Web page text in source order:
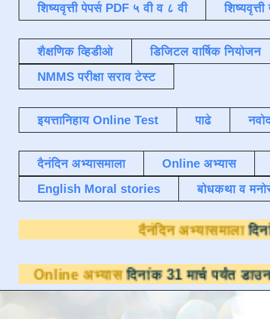
शिष्यवृत्ती पेपर्स PDF ५ वी व ८ वी
शैक्षणिक व्हिडीओ
डिजिटल वार्षिक नियोजन
NMMS परीक्षा सराव टेस्ट
इयत्तानिहाय Online Test पाढे
दैनंदिन अभ्यासमाला
Online अभ्यास
English Moral stories
बोधकथा व
दैनंदिन
अभ्यासदिनांक 31 मार्च पर्यंत डाउनलोडसाठी